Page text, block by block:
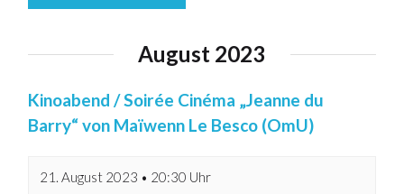
August 2023
Kinoabend / Soirée Cinéma „Jeanne du
Barry“ von Maïwenn Le Besco (OmU)
21. August 2023 • 20:30 Uhr